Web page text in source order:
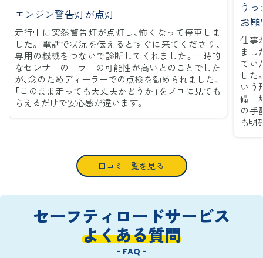
エンジン警告灯が点灯
走行中に突然警告灯が点灯し、怖くなって停車しま
した。 電話で状況を伝えるとすぐに来てくださり、
専用の機械をつないで診断してくれました。一時的
なセンサーのエラーの可能性が高いとのことでした
が、念のためディーラーでの点検を勧められました。
「このまま走っても大丈夫かどうか」をプロに見ても
らえるだけで安心感が違います。
う
お
仕事
まし
てい
した
いう
備工
の手
も明
口コミ一覧を見る
セーフティロードサービス
よくある質問
- FAQ -